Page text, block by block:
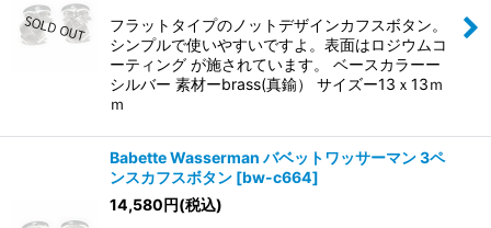
フラットタイプのノットデザインカフスボタン。
シンプルで使いやすいですよ。表面はロジウムコ
ーティング が施されています。 ベースカラーー
シルバー 素材ーbrass(真鍮） サイズー13ｘ13ｍ
ｍ
Babette Wasserman バベットワッサーマン 3ペ
ンスカフスボタン [bw-c664]
14,580円(税込)